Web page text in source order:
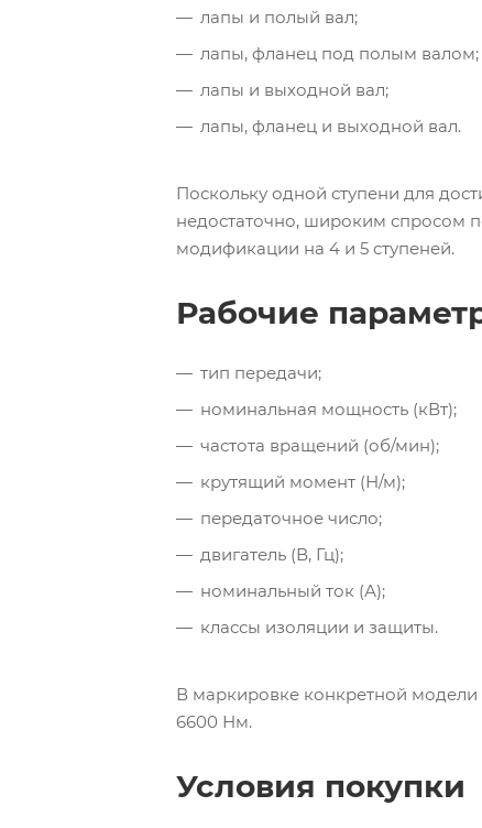
лапы и полый вал;
лапы, фланец под полым валом;
лапы и выходной вал;
лапы, фланец и выходной вал.
Поскольку одной ступени для
недостаточно, широким спросом
модификации на 4 и 5 ступеней.
Рабочие
тип передачи;
номинальная мощность (кВт);
частота вращений (об/мин);
крутящий момент (Н/м);
передаточное число;
двигатель (В, Гц);
номинальный ток (А);
классы изоляции и защиты.
В маркировке конкретной
6600 Нм.
Условия покупки